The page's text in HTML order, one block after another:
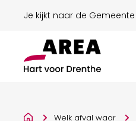
Je kijkt naar de Gemeente
Welk afval waar